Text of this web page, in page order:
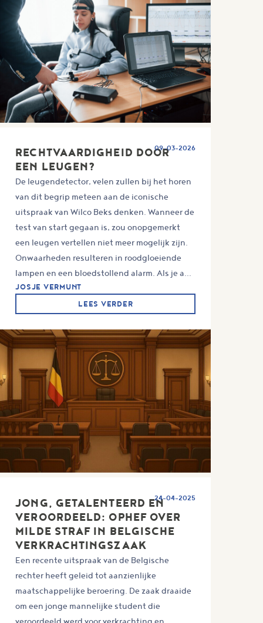
RECHTVAARDIGHEID DOOR
EEN LEUGEN?
09-03-2026
De leugendetector, velen zullen bij het horen
van dit begrip meteen aan de iconische
uitspraak van Wilco Beks denken. Wanneer de
test van start gegaan is, zou onopgemerkt
een leugen vertellen niet meer mogelijk zijn.
Onwaarheden resulteren in roodgloeiende
lampen en een bloedstollend alarm. Als je a...
JOSJE VERMUNT
LEES VERDER
JONG, GETALENTEERD EN
VEROORDEELD: OPHEF OVER
MILDE STRAF IN BELGISCHE
VERKRACHTINGSZAAK
24-04-2025
Een recente uitspraak van de Belgische
rechter heeft geleid tot aanzienlijke
maatschappelijke beroering. De zaak draaide
om een jonge mannelijke student die
veroordeeld werd voor verkrachting en